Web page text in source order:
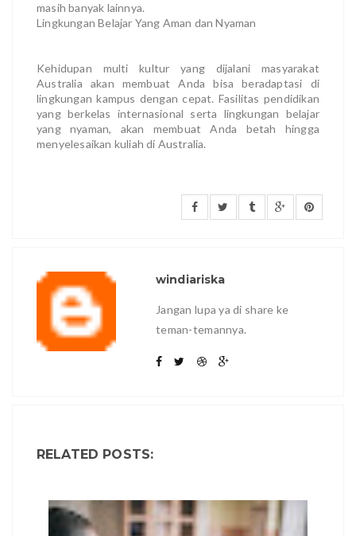
masih banyak lainnya.
Lingkungan Belajar Yang Aman dan Nyaman
Kehidupan multi kultur yang dijalani masyarakat
Australia akan membuat Anda bisa beradaptasi di
lingkungan kampus dengan cepat. Fasilitas pendidikan
yang berkelas internasional serta lingkungan belajar
yang nyaman, akan membuat Anda betah hingga
menyelesaikan kuliah di Australia.
windiariska
Jangan lupa ya di share ke
teman-temannya.
RELATED POSTS: